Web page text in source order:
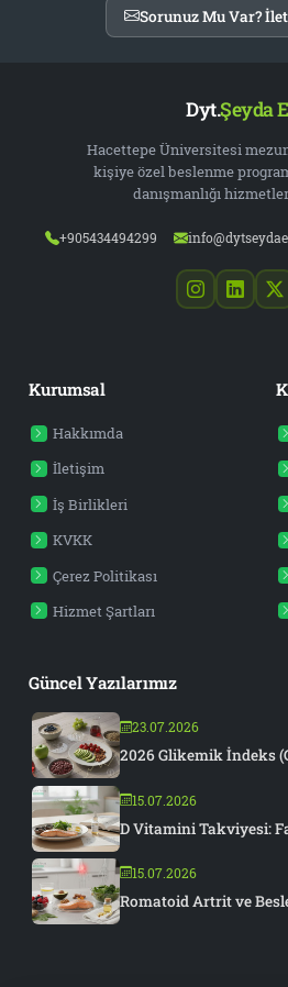
Sorunuz Mu Var?
Dyt.Şeyda
Hacettepe Üniversitesi
kişiye özel beslenme
danışmanlığı
+905434494299
Kurumsal
Hakkımda
İletişim
İş Birlikleri
KVKK
Çerez Politikası
Hizmet Şartları
Güncel Yazılarımız
23.07.2026
2026 Glikemik İndeks
15.07.2026
D Vitamini Takviyesi:
15.07.2026
Romatoid Artrit ve